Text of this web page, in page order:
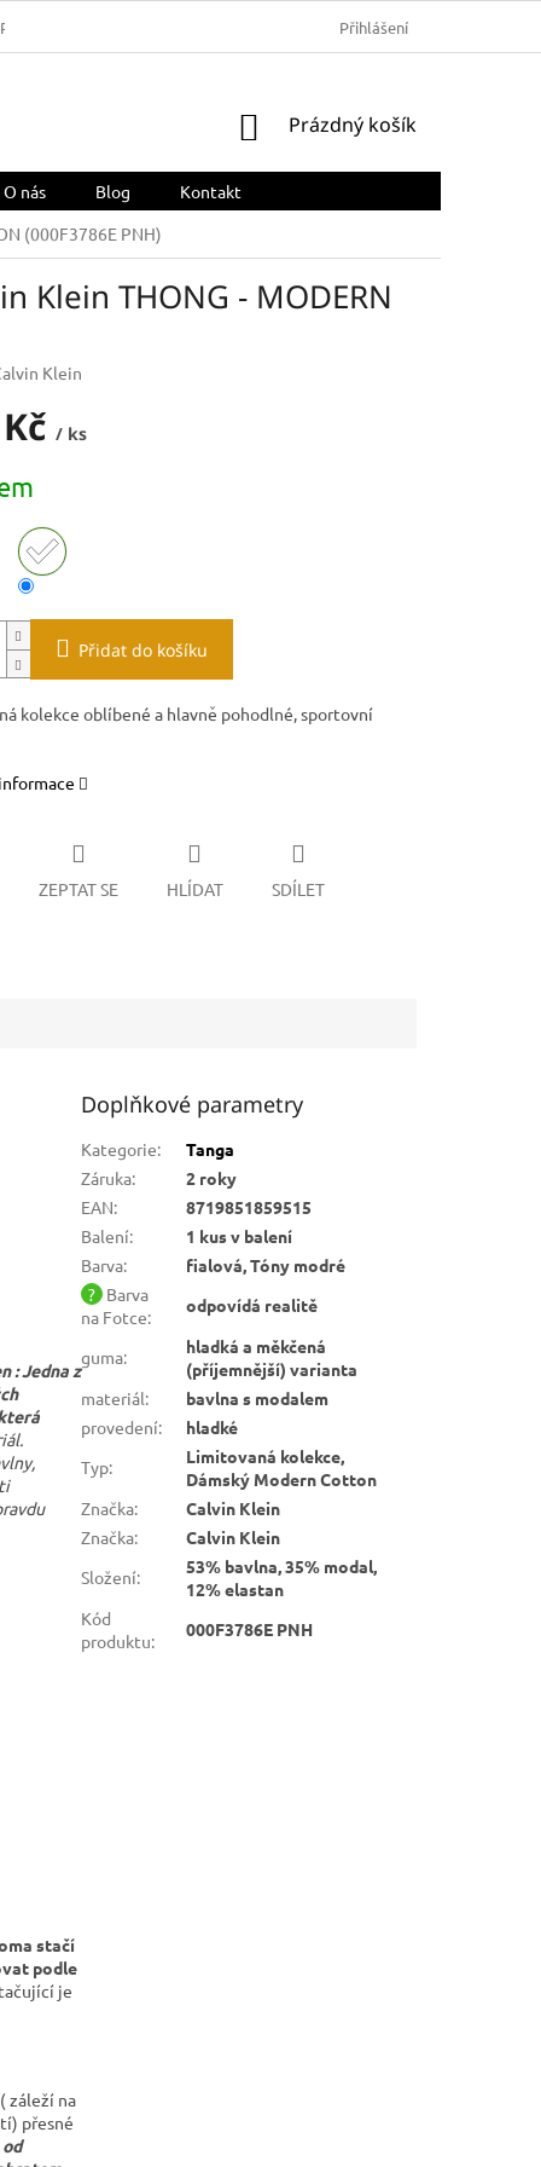
REKLAMACE A VRÁCENÍ ZBOŽÍ
Přihlášení
NÁKUPNÍ
Prázdný košík
O nás Blog
Kontakt
(000F3786E PNH)
Klein THONG - MODERN
Klein
/ ks
Přidat do košíku
kolekce oblíbené a hlavně pohodlné, sportovní
ZEPTAT SE HLÍDAT SDÍLET
: Jedna z
stačí
podle
je
záleží na
přesné
Doplňkové parametry
Kategorie:
Tanga
Záruka:
2 roky
EAN:
8719851859515
Balení:
1 kus v balení
Barva:
fialová, Tóny modré
? Barva
na Fotce:
odpovídá realitě
guma:
hladká a měkčená
(příjemnější) varianta
materiál:
bavlna s modalem
provedení:
hladké
Typ:
Limitovaná kolekce,
Dámský Modern Cotton
Značka:
Calvin Klein
Značka:
Calvin Klein
Složení:
53% bavlna, 35% modal,
12% elastan
Kód
produktu:
000F3786E PNH